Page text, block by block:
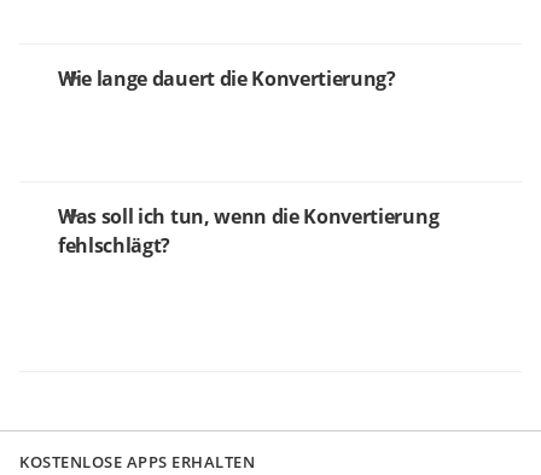
Wie lange dauert die Konvertierung?
Was soll ich tun, wenn die Konvertierung
fehlschlägt?
KOSTENLOSE APPS ERHALTEN